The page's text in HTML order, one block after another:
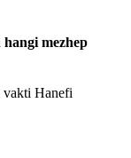
mezhep
vakti Hanefi